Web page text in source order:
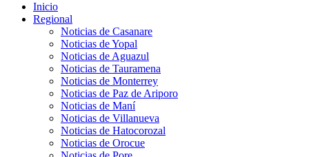
Inicio
Regional
Noticias de Casanare
Noticias de Yopal
Noticias de Aguazul
Noticias de Tauramena
Noticias de Monterrey
Noticias de Paz de Ariporo
Noticias de Maní
Noticias de Villanueva
Noticias de Hatocorozal
Noticias de Orocue